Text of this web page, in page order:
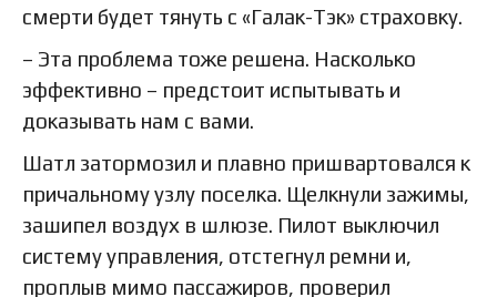
смерти будет тянуть с «Галак-Тэк» страховку.
– Эта проблема тоже решена. Насколько
эффективно – предстоит испытывать и
доказывать нам с вами.
Шатл затормозил и плавно пришвартовался к
причальному узлу поселка. Щелкнули зажимы,
зашипел воздух в шлюзе. Пилот выключил
систему управления, отстегнул ремни и,
проплыв мимо пассажиров, проверил